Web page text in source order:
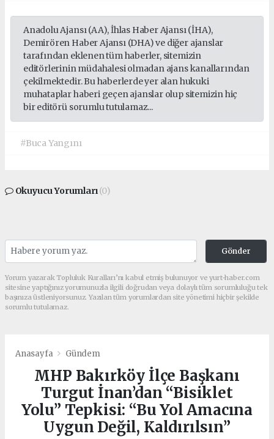
Anadolu Ajansı (AA), İhlas Haber Ajansı (İHA),
Demirören Haber Ajansı (DHA) ve diğer ajanslar
tarafından eklenen tüm haberler, sitemizin
editörlerinin müdahalesi olmadan ajans kanallarından
çekilmektedir. Bu haberlerde yer alan hukuki
muhataplar haberi geçen ajanslar olup sitemizin hiç
bir editörü sorumlu tutulamaz...
#Buca Yangını
Okuyucu Yorumları(0)
Gönder
Yorum yazarak Topluluk Kuralları’nı kabul etmiş bulunuyor ve yurt-haber.com
sitesine yaptığınız yorumunuzla ilgili doğrudan veya dolaylı tüm sorumluluğu tek
başınıza üstleniyorsunuz. Yazılan tüm yorumlardan site yönetimi hiçbir şekilde
sorumlu tutulamaz.
Anasayfa Gündem
MHP Bakırköy İlçe Başkanı
Turgut İnan’dan “Bisiklet
Yolu” Tepkisi: “Bu Yol Amacına
Uygun Değil, Kaldırılsın”